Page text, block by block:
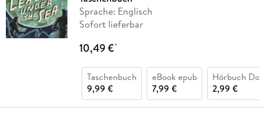
Sprache: Englisch
Sofort lieferbar
10,49 €*
Taschenbuch
9,99 €
eBook epub
7,99 €
Hörbuch
2,99 €